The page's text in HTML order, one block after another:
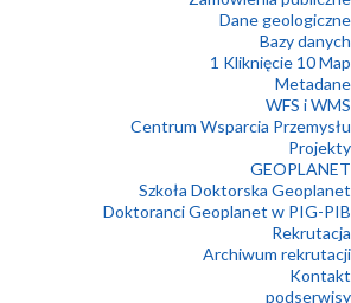
Dane geologiczne
Bazy danych
1 Kliknięcie 10 Map
Metadane
WFS i WMS
Centrum Wsparcia Przemysłu
Projekty
GEOPLANET
Szkoła Doktorska Geoplanet
Doktoranci Geoplanet w PIG-PIB
Rekrutacja
Archiwum rekrutacji
Kontakt
podserwisy